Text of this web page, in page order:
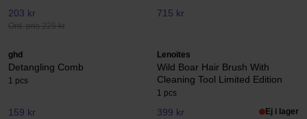
203 kr
Ord. pris 225 kr
715 kr
ghd
Detangling Comb
1 pcs
159 kr
Lenoites
Wild Boar Hair Brush With
Cleaning Tool Limited Edition
1 pcs
399 kr Ej i lager